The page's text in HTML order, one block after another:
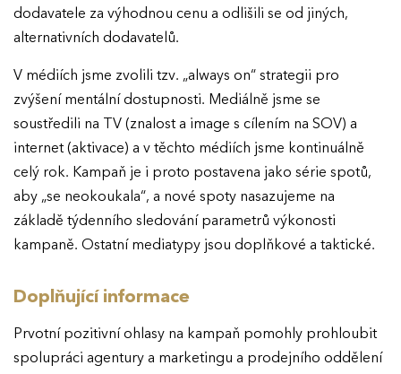
dodavatele za výhodnou cenu a odlišili se od jiných,
alternativních dodavatelů.
V médiích jsme zvolili tzv. „always on“ strategii pro
zvýšení mentální dostupnosti. Mediálně jsme se
soustředili na TV (znalost a image s cílením na SOV) a
internet (aktivace) a v těchto médiích jsme kontinuálně
celý rok. Kampaň je i proto postavena jako série spotů,
aby „se neokoukala“, a nové spoty nasazujeme na
základě týdenního sledování parametrů výkonosti
kampaně. Ostatní mediatypy jsou doplňkové a taktické.
Doplňující informace
Prvotní pozitivní ohlasy na kampaň pomohly prohloubit
spolupráci agentury a marketingu a prodejního oddělení